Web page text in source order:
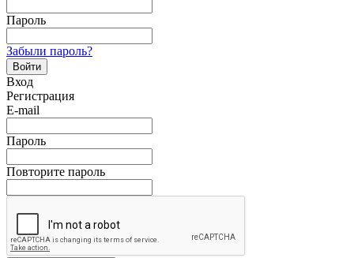
Пароль
Забыли пароль?
Войти
Вход
Регистрация
E-mail
Пароль
Повторите пароль